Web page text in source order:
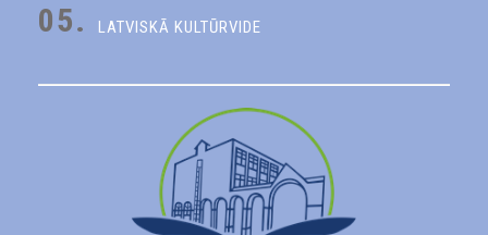
05. LATVISKĀ KULTŪRVIDE